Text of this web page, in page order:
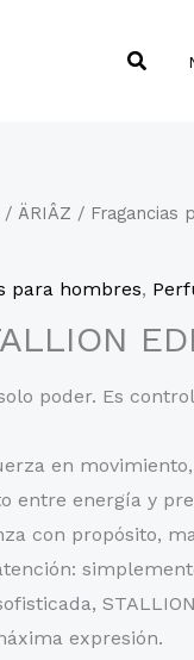
/ ÄRIÂZ / Fragancias
para hombres,
poder. Es
en
entre energía y
con propósito,
expresión.